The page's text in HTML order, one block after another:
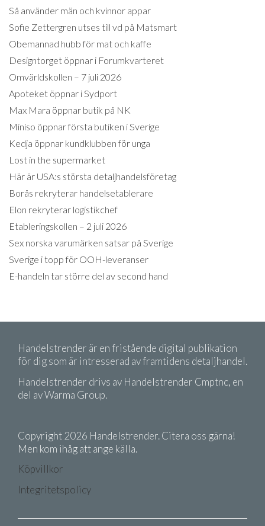
Så använder män och kvinnor appar
Sofie Zettergren utses till vd på Matsmart
Obemannad hubb för mat och kaffe
Designtorget öppnar i Forumkvarteret
Omvärldskollen – 7 juli 2026
Apoteket öppnar i Sydport
Max Mara öppnar butik på NK
Miniso öppnar första butiken i Sverige
Kedja öppnar kundklubben för unga
Lost in the supermarket
Här är USA:s största detaljhandelsföretag
Borås rekryterar handelsetablerare
Elon rekryterar logistikchef
Etableringskollen – 2 juli 2026
Sex norska varumärken satsar på Sverige
Sverige i topp för OOH-leveranser
E-handeln tar större del av second hand
Handelstrender är en fristående digital publikation
för dig som är intresserad av framtidens detaljhandel.
Handelstrender drivs av Handelstrender Cmptnc, en
del av Warma Group.
Copyright 2026 Handelstrender. Citera oss gärna!
Men kom ihåg att ange källa.
Köpvillkor
Integritetspolicy